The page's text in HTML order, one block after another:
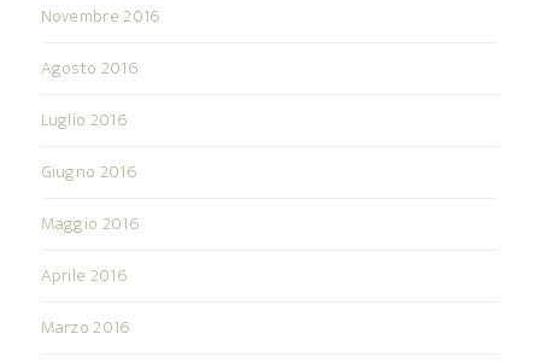
Novembre 2016
Agosto 2016
Luglio 2016
Giugno 2016
Maggio 2016
Aprile 2016
Marzo 2016